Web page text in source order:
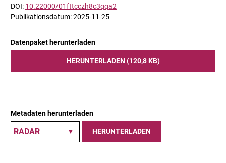
DOI: 10.22000/01fttcczh8c3qqa2
Publikationsdatum: 2025-11-25
Datenpaket herunterladen
HERUNTERLADEN (120,8 KB)
Metadaten herunterladen
HERUNTERLADEN